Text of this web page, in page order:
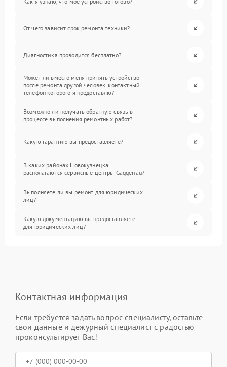
От чего зависит срок ремонта техники?
Диагностика проводится бесплатно?
Может ли вместо меня принять устройство
после ремонта другой человек, контактный
телефон которого я предоставлю?
Возможно ли получать обратную связь в
процессе выполнения ремонтных работ?
Какую гарантию вы предоставляете?
В каких районах Новокузнецка
располагаются сервисные центры Gaggenau?
Выполняете ли вы ремонт для юридических
лиц?
Какую документацию вы предоставляете
для юридических лиц?
Контактная информация
Если требуется задать вопрос специалисту, оставьте
свои данные и дежурный специалист с радостью
проконсультирует Вас!